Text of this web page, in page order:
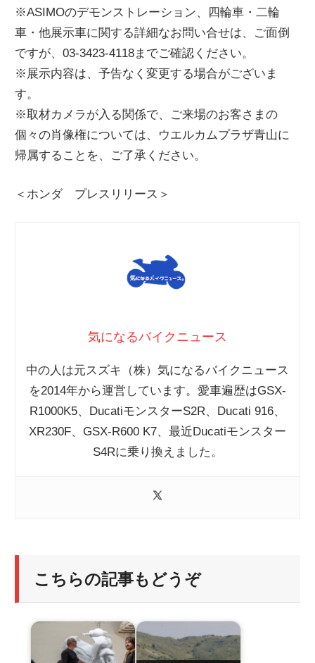
※ASIMOのデモンストレーション、四輪車・二輪
車・他展示車に関する詳細なお問い合せは、ご面倒
ですが、03-3423-4118までご確認ください。
※展示内容は、予告なく変更する場合がございま
す。
※取材カメラが入る関係で、ご来場のお客さまの
個々の肖像権については、ウエルカムプラザ青山に
帰属することを、ご了承ください。
＜ホンダ プレスリリース＞
気になるバイクニュース
中の人は元スズキ（株）気になるバイクニュース
を2014年から運営しています。愛車遍歴はGSX-
R1000K5、DucatiモンスターS2R、Ducati 916、
XR230F、GSX-R600 K7、最近Ducatiモンスター
S4Rに乗り換えました。
こちらの記事もどうぞ